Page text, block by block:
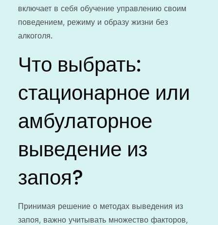
включает в себя обучение управлению своим
поведением, режиму и образу жизни без
алкоголя.
Что выбрать:
стационарное или
амбулаторное
выведение из
запоя?
Принимая решение о методах выведения из
запоя, важно учитывать множество факторов,